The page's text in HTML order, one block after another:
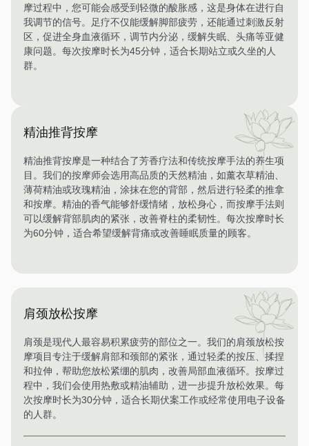
摩过程中，您可能会感受到轻微的酸胀感，这是身体在进行自
我调节的信号。足疗不仅能缓解脚部疲劳，还能通过刺激反射
区，促进全身血液循环，调节内分泌，缓解失眠、头痛等亚健
康问题。每次按摩时长为45分钟，适合长期站立或久坐的人
群。
精油推背按摩
精油推背按摩是一种结合了芳香疗法和传统按摩手法的养生项
目。我们的按摩师会选用高品质的天然精油，如薰衣草精油、
薄荷精油或玫瑰精油，涂抹在您的背部，然后进行轻柔的推拿
和按摩。精油的香气能够舒缓情绪，放松身心，而按摩手法则
可以缓解背部肌肉的紧张，改善脊柱的柔韧性。每次按摩时长
为60分钟，适合希望缓解背痛或改善睡眠质量的顾客。
肩颈放松按摩
肩颈是现代人最容易积累疲劳的部位之一。我们的肩颈放松按
摩项目专注于缓解肩部和颈部的紧张，通过轻柔的按压、揉捏
和拉伸，帮助您放松紧绷的肌肉，改善局部血液循环。按摩过
程中，我们会使用热敷或精油辅助，进一步提升放松效果。每
次按摩时长为30分钟，适合长期伏案工作或经常使用电子设备
的人群。